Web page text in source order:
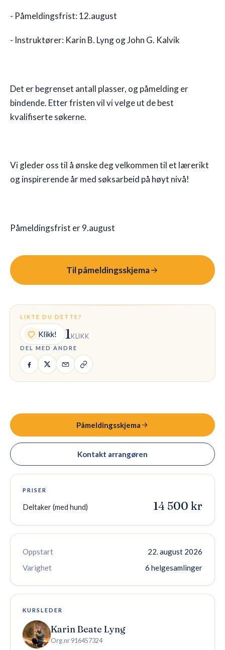
- Påmeldingsfrist: 12.august
- Instruktører: Karin B. Lyng og John G. Kalvik
Det er begrenset antall plasser, og påmelding er
bindende. Etter fristen vil vi velge ut de best
kvalifiserte søkerne.
Vi gleder oss til å ønske deg velkommen til et lærerikt
og inspirerende år med søksarbeid på høyt nivå!
Påmeldingsfrist er 9.august
Til påmeldingsskjema
LIKTE DU DETTE?
Klikk! 1KLIKK
DEL MED ANDRE
Påmeldingsskjema
Kontakt arrangøren
PRISER
Deltaker (med hund) 14 500 kr
Oppstart
22. august 2026
Varighet
6 helgesamlinger
KURSLEDER
Karin Beate Lyng
Org.nr 916457324